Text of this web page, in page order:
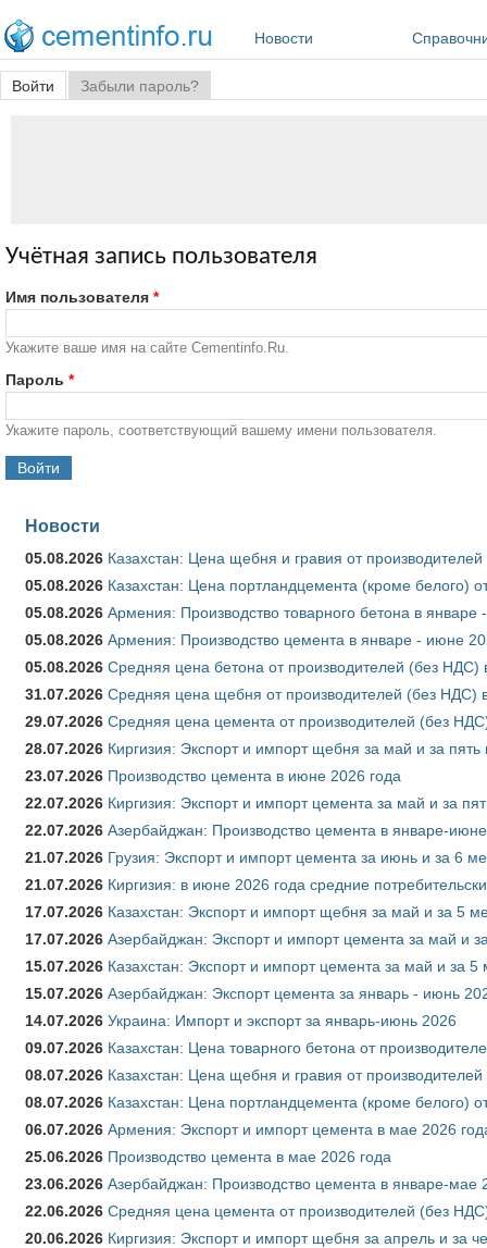
Новости
Главные вкладки
Войти (активная вкладка)
Забыли пароль?
Учётная запись пользователя
Имя пользователя *
Укажите ваше имя на сайте Cementinfo.Ru.
Пароль *
Укажите пароль, соответствующий вашему имени пользователя.
Новости
05.08.2026 Казахстан: Цена щебня и гравия от
05.08.2026 Казахстан: Цена портландцемента (кроме белого)
05.08.2026 Армения: Производство товарного бетона в январе
05.08.2026 Армения: Производство цемента в январе - июне
05.08.2026 Средняя цена бетона от производителей (без НДС)
31.07.2026 Средняя цена щебня от производителей (без НДС)
29.07.2026 Средняя цена цемента от производителей (без
28.07.2026 Киргизия: Экспорт и импорт щебня за май и за
23.07.2026 Производство цемента в июне 2026 года
22.07.2026 Киргизия: Экспорт и импорт цемента за май и за
22.07.2026 Азербайджан: Производство цемента в январе-
21.07.2026 Грузия: Экспорт и импорт цемента за июнь и за 6
21.07.2026 Киргизия: в июне 2026 года средние
17.07.2026 Казахстан: Экспорт и импорт щебня за май и за 5
17.07.2026 Азербайджан: Экспорт и импорт цемента за май и
15.07.2026 Казахстан: Экспорт и импорт цемента за май и за
15.07.2026 Азербайджан: Экспорт цемента за январь - июнь
14.07.2026 Украина: Импорт и экспорт за январь-июнь 2026
09.07.2026 Казахстан: Цена товарного бетона от
08.07.2026 Казахстан: Цена щебня и гравия от
08.07.2026 Казахстан: Цена портландцемента (кроме белого)
06.07.2026 Армения: Экспорт и импорт цемента в мае 2026
25.06.2026 Производство цемента в мае 2026 года
23.06.2026 Азербайджан: Производство цемента в январе-мае
22.06.2026 Средняя цена цемента от производителей (без
20.06.2026 Киргизия: Экспорт и импорт щебня за апрель и за